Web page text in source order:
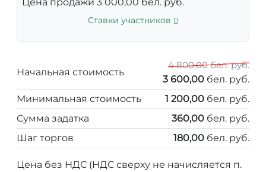
Ставки участников
Начальная стоимость
4 800,00 бел. руб.
3 600,00 бел. руб.
Минимальная стоимость
1 200,00 бел. руб.
Сумма задатка
360,00 бел. руб.
Шаг торгов
180,00 бел. руб.
Цена без НДС (НДС сверху не начисляется п.